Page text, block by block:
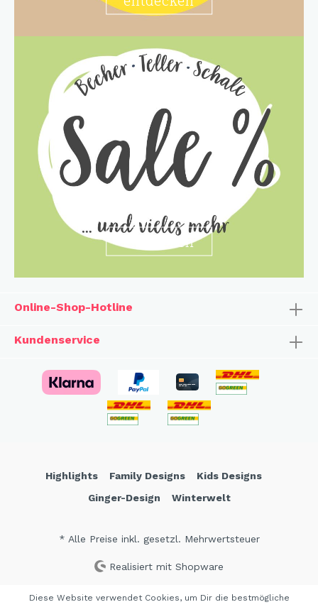
entdecken
Online-Shop-Hotline
Kundenservice
Highlights Family Designs
Kids Designs
Ginger-Design
Winterwelt
* Alle Preise inkl. gesetzl. Mehrwertsteuer
Realisiert mit Shopware
Diese Website verwendet Cookies, um Dir die bestmögliche